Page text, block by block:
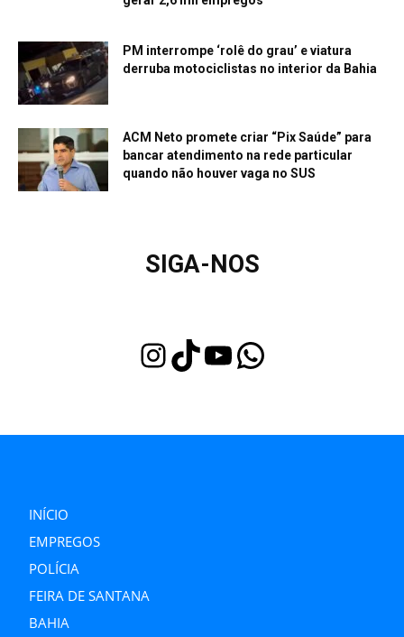
PM interrompe ‘rolê do grau’ e viatura
derruba motociclistas no interior da Bahia
ACM Neto promete criar “Pix Saúde” para
bancar atendimento na rede particular
quando não houver vaga no SUS
SIGA-NOS
InstagramTikTok Youtube WhatsApp
INÍCIO
EMPREGOS
POLÍCIA
FEIRA DE SANTANA
BAHIA